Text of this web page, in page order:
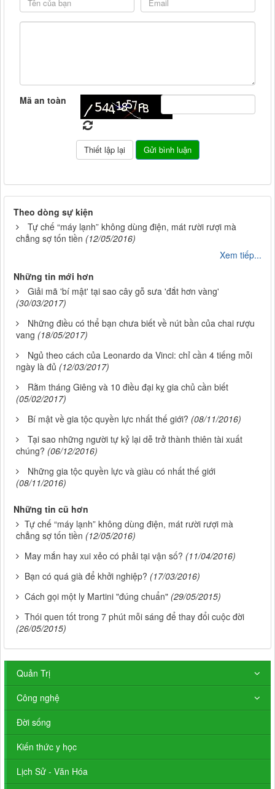
Mã an toàn
Theo dòng sự kiện
Tự chế “máy lạnh” không dùng điện, mát rười rượi mà
chẳng sợ tốn tiền (12/05/2016)
Xem tiếp...
Những tin mới hơn
Giải mã 'bí mật' tại sao cây gỗ sưa 'đắt hơn vàng'
(30/03/2017)
Những điều có thể bạn chưa biết về nút bần của chai rượu
vang (18/05/2017)
Ngủ theo cách của Leonardo da Vinci: chỉ cần 4 tiếng mỗi
ngày là đủ (12/03/2017)
Rằm tháng Giêng và 10 điều đại kỵ gia chủ cần biết
(05/02/2017)
Bí mật về gia tộc quyền lực nhất thế giới? (08/11/2016)
Tại sao những người tự kỷ lại dễ trở thành thiên tài xuất
chúng? (06/12/2016)
Những gia tộc quyền lực và giàu có nhất thế giới
(08/11/2016)
Những tin cũ hơn
Tự chế “máy lạnh” không dùng điện, mát rười rượi mà
chẳng sợ tốn tiền (12/05/2016)
May mắn hay xui xẻo có phải tại vận số? (11/04/2016)
Bạn có quá già để khởi nghiệp? (17/03/2016)
Cách gọi một ly Martini "đúng chuẩn" (29/05/2015)
Thói quen tốt trong 7 phút mỗi sáng để thay đổi cuộc đời
(26/05/2015)
Quản Trị
Công nghệ
Đời sống
Kiến thức y học
Lịch Sử - Văn Hóa